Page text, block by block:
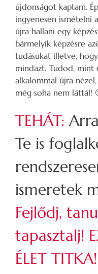
újdonságot kaptam.
ingyenesen ismételni
újra hallani egy
bármelyik képzésre
tudásukat illetve,
mindazt. Tudod, mint
alkalommal újra
még soha nem láttál!
TEHÁT:
Te is
ismeretek
Fejlődj,
tapasztalj!
ÉLET TITKA!